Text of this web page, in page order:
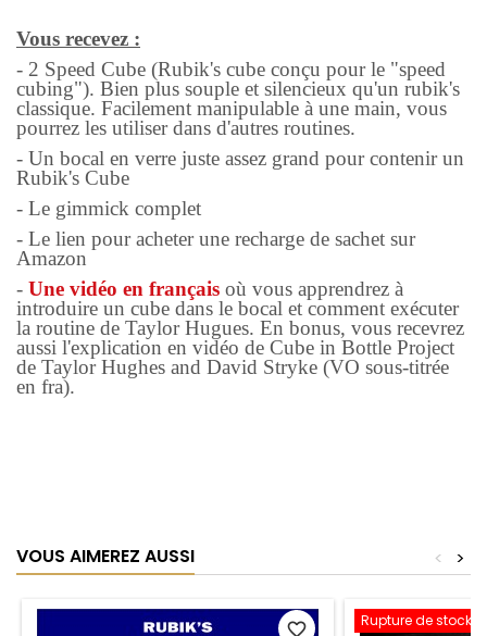
Vous recevez :
- 2 Speed Cube (Rubik's cube conçu pour le "speed
cubing"). Bien plus souple et silencieux qu'un rubik's
classique. Facilement manipulable à une main, vous
pourrez les utiliser dans d'autres routines.
- Un bocal en verre juste assez grand pour contenir un
Rubik's Cube
- Le gimmick complet
- Le lien pour acheter une recharge de sachet sur
Amazon
- Une vidéo en français où vous apprendrez à
introduire un cube dans le bocal et comment exécuter
la routine de Taylor Hugues. En bonus, vous recevrez
aussi l'explication en vidéo de Cube in Bottle Project
de Taylor Hughes and David Stryke (VO sous-titrée
en fra).
VOUS AIMEREZ AUSSI >
<
favorite_border Rupture de stock